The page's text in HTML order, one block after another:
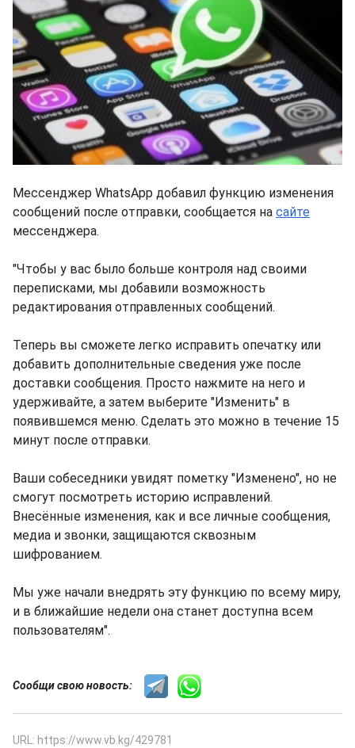
Мессенджер WhatsApp добавил функцию изменения
сообщений после отправки, сообщается на сайте
мессенджера.
"Чтобы у вас было больше контроля над своими
переписками, мы добавили возможность
редактирования отправленных сообщений.
Теперь вы сможете легко исправить опечатку или
добавить дополнительные сведения уже после
доставки сообщения. Просто нажмите на него и
удерживайте, а затем выберите "Изменить" в
появившемся меню. Сделать это можно в течение 15
минут после отправки.
Ваши собеседники увидят пометку "Изменено", но не
смогут посмотреть историю исправлений.
Внесённые изменения, как и все личные сообщения,
медиа и звонки, защищаются сквозным
шифрованием.
Мы уже начали внедрять эту функцию по всему миру,
и в ближайшие недели она станет доступна всем
пользователям".
Сообщи свою новость:
URL: https://www.vb.kg/429781